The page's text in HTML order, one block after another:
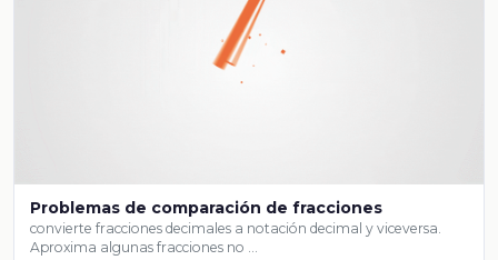
Problemas de comparación de fracciones
convierte fracciones decimales a notación decimal y viceversa.
Aproxima algunas fracciones no …